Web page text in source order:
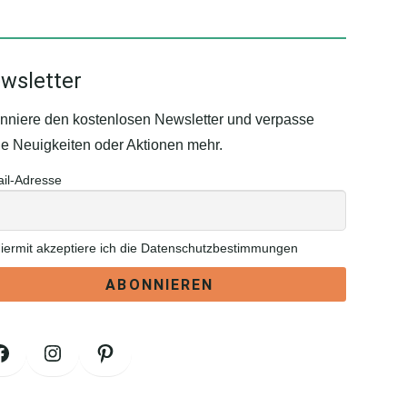
den kostenlosen Newsletter und verpasse
Neuigkeiten oder Aktionen mehr.
Adresse
akzeptiere ich die Datenschutzbestimmungen
Facebook Instagram Pinterest